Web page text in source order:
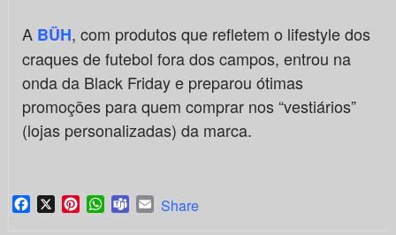
A BÜH, com produtos que refletem o lifestyle dos
craques de futebol fora dos campos, entrou na
onda da Black Friday e preparou ótimas
promoções para quem comprar nos “vestiários”
(lojas personalizadas) da marca.
Facebook
X PinterestWhatsApp
TeamsEmail
Share